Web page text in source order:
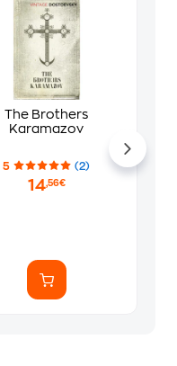
The Brothers
Karamazov
5 (2)
14,56€